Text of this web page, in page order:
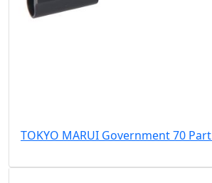
TOKYO MARUI Government 70